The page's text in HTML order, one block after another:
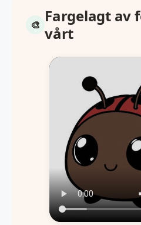
Fargelagt av
vårt